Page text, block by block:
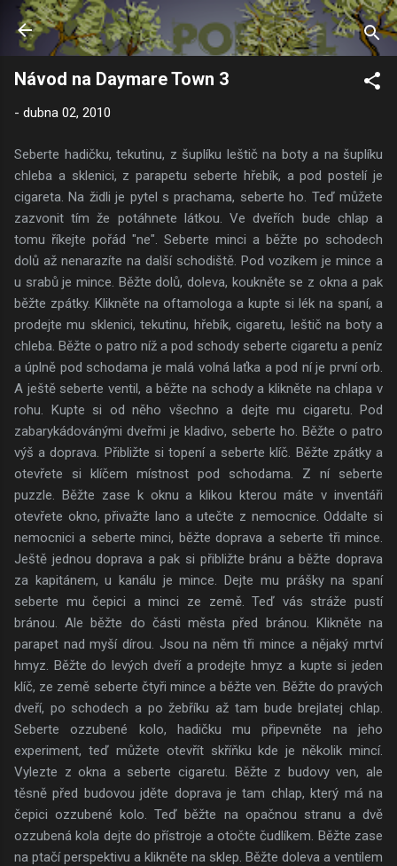
Přeskočit na hlavní obsah
Návod na Daymare Town 3
- dubna 02, 2010
Seberte hadičku, tekutinu, z šuplíku leštič na boty a na šuplíku
chleba a sklenici, z parapetu seberte hřebík, a pod postelí je
cigareta. Na židli je pytel s prachama, seberte ho. Teď můžete
zazvonit tím že potáhnete látkou. Ve dveřích bude chlap a
tomu říkejte pořád "ne". Seberte minci a běžte po schodech
dolů až nenarazíte na další schodiště. Pod vozíkem je mince a
u srabů je mince. Běžte dolů, doleva, koukněte se z okna a pak
běžte zpátky. Klikněte na oftamologa a kupte si lék na spaní, a
prodejte mu sklenici, tekutinu, hřebík, cigaretu, leštič na boty a
chleba. Běžte o patro níž a pod schody seberte cigaretu a peníz
a úplně pod schodama je malá volná laťka a pod ní je první orb.
A ještě seberte ventil, a běžte na schody a klikněte na chlapa v
rohu. Kupte si od něho všechno a dejte mu cigaretu. Pod
zabarykádovánými dveřmi je kladivo, seberte ho. Běžte o patro
výš a doprava. Přibližte si topení a seberte klíč. Běžte zpátky a
otevřete si klíčem místnost pod schodama. Z ní seberte
puzzle. Běžte zase k oknu a klikou kterou máte v inventáři
otevřete okno, přivažte lano a utečte z nemocnice. Oddalte si
nemocnici a seberte minci, běžte doprava a seberte tři mince.
Ještě jednou doprava a pak si přibližte bránu a běžte doprava
za kapitánem, u kanálu je mince. Dejte mu prášky na spaní
seberte mu čepici a minci ze země. Teď vás stráže pustí
bránou. Ale běžte do části města před bránou. Klikněte na
parapet nad myší dírou. Jsou na něm tři mince a nějaký mrtví
hmyz. Běžte do levých dveří a prodejte hmyz a kupte si jeden
klíč, ze země seberte čtyři mince a běžte ven. Běžte do pravých
dveří, po schodech a po žebříku až tam bude brejlatej chlap.
Seberte ozzubené kolo, hadičku mu připevněte na jeho
experiment, teď můžete otevřít skříňku kde je několik mincí.
Vylezte z okna a seberte cigaretu. Běžte z budovy ven, ale
těsně před budovou jděte doprava je tam chlap, který má na
čepici ozzubené kolo. Teď běžte na opačnou stranu a dvě
ozzubená kola dejte do přístroje a otočte čudlíkem. Běžte zase
na ptačí perspektivu a klikněte na sklep. Běžte doleva a ventilem